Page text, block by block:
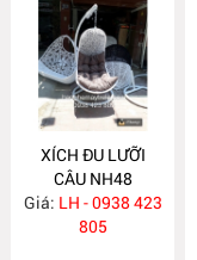
XÍCH ĐU LƯỠI
CÂU NH48
Giá: LH - 0938 423
805